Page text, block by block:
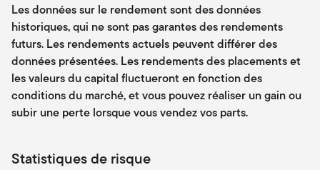
Les données sur le rendement sont des données
historiques, qui ne sont pas garantes des rendements
futurs. Les rendements actuels peuvent différer des
données présentées. Les rendements des placements et
les valeurs du capital fluctueront en fonction des
conditions du marché, et vous pouvez réaliser un gain ou
subir une perte lorsque vous vendez vos parts.
Statistiques de risque